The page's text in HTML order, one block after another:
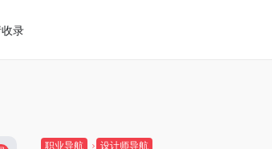
录
职业导航 设计师导航